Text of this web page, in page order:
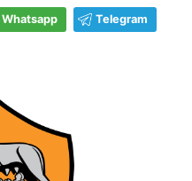
Whatsapp Telegram